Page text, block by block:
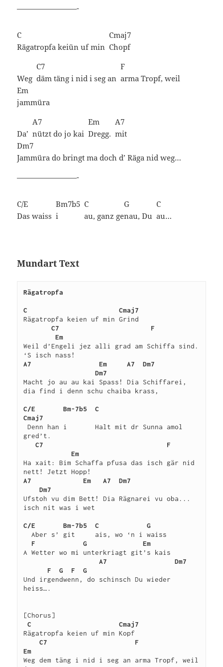
————————-
C
Rägatropfa keiün uf min
Cmaj7
Chopf
Weg
C7
däm täng i nid i seg an
F
arma Tropf, weil
Em
jammüra
Da’
A7
nützt do jo kai
Em
Dregg.
A7
mit
Dm7
Jammüra do bringt ma doch d’ Räga nid weg…
————————-
C/E
Das waiss
Bm7b5
i
C
au, ganz ge
G
nau, Du
C
au…
Mundart Text
Rägatropfa
C
Cmaj7
Rägatropfa keien uf min Grind
C7
F
Em
Weil d’Engeli jez alli grad am Schiffa sind.
A7
Em A7
Dm7
Dm7
Macht jo au au kai Spass! Dia Schiffarei,
dia find i denn schu chaiba krass,
C/E Bm-7b5
C
Cmaj7
Denn han i       Halt mit dr Sunna amol
gred’t.
C7
F
Em
Ha xait: Bim Schaffa pfusa das isch gär nid
A7
Em A7
Dm7
Dm7
Ufstoh vu dim Bett! Dia Rägnarei vu oba...
isch nit was i wet
C/E Bm-7b5 C
G
Aber s’ git     ais, wo ‘n i waiss
F
G
Em
A Wetter wo mi unterkriagt git’s kais
A7
Dm7
F
G F
G
Und irgendwenn, do schinsch Du wieder
heiss….
[Chorus]
C
Cmaj7
Rägatropfa keien uf min Kopf
C7
F
Em
Weg dem täng i nid i seg an arma Tropf, weil